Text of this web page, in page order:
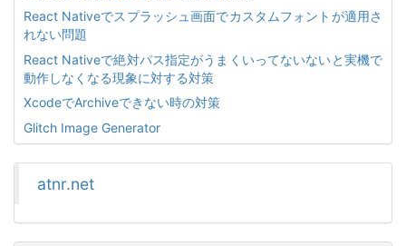
React Nativeでスプラッシュ画面でカスタムフォントが適用さ
れない問題
React Nativeで絶対パス指定がうまくいってないないと実機で
動作しなくなる現象に対する対策
XcodeでArchiveできない時の対策
Glitch Image Generator
atnr.net